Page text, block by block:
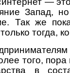
Запад,
Так же
тогда,
того, пора
в